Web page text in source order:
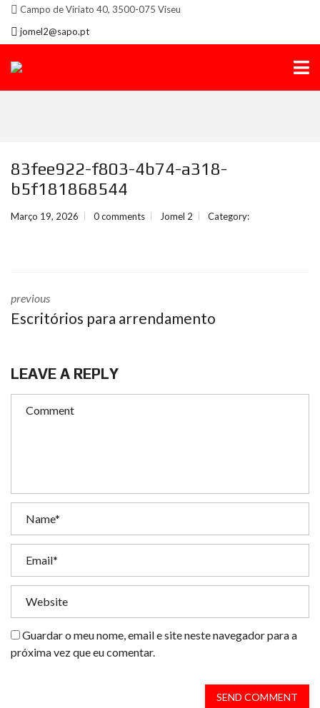
Campo de Viriato 40, 3500-075 Viseu
jomel2@sapo.pt
83fee922-f803-4b74-a318-
b5f181868544
Março 19, 2026 0 comments Jomel 2 Category:
previous
Escritórios para arrendamento
LEAVE A REPLY
Guardar o meu nome, email e site neste navegador para a
próxima vez que eu comentar.
SEND COMMENT